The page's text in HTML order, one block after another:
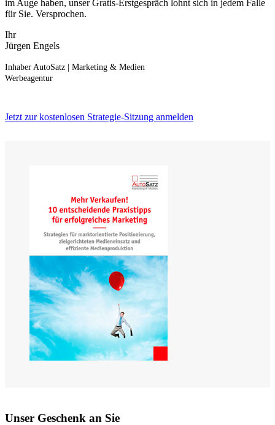
im Auge haben, unser Gratis-Erstgespräch lohnt sich in jedem Falle
für Sie. Versprochen.
Ihr
Jürgen Engels
Inhaber AutoSatz | Marketing & Medien
Werbeagentur
Jetzt zur kostenlosen Strategie-Sitzung anmelden
Unser Geschenk an Sie